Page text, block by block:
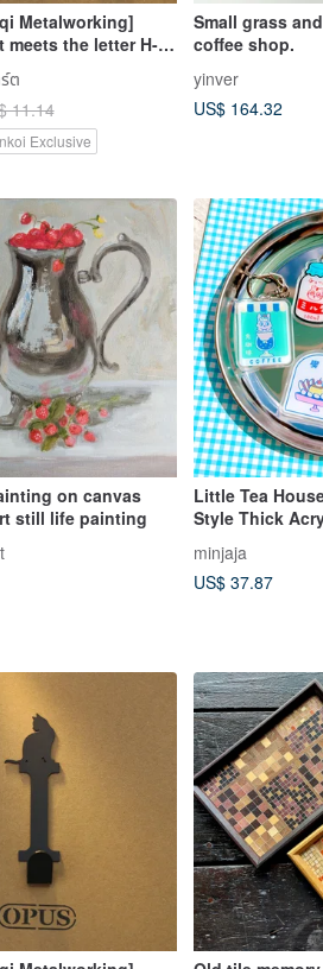
Metalworking]
meets the letter H-
letters
ต
11.14
Exclusive
Small grass
coffee shop.
yinver
US$ 164.32
on canvas
still life painting
Little Tea
Style Thick
minjaja
US$ 37.87